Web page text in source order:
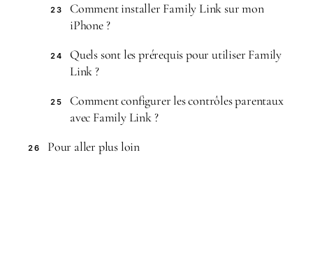
23
Comment installer Family Link sur mon
iPhone ?
24
Quels sont les prérequis pour utiliser Family
Link ?
25
Comment configurer les contrôles parentaux
avec Family Link ?
26 Pour aller plus loin